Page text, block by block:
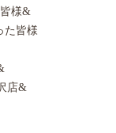
様&
た皆様
店&